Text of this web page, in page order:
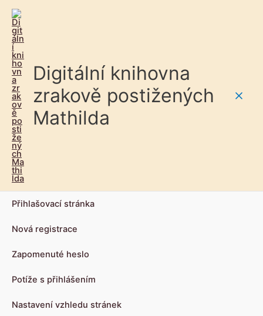
Digitální knihovna
zrakově postižených
Mathilda
Přihlašovací stránka
Nová registrace
Zapomenuté heslo
Potíže s přihlášením
Nastavení vzhledu stránek